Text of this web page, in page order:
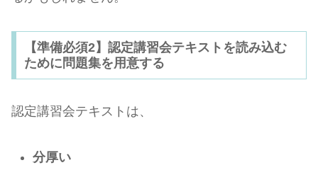
【準備必須2】認定講習会テキストを読み込む
ために問題集を用意する
認定講習会テキストは、
分厚い